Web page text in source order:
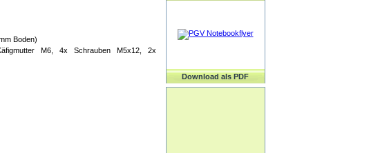
Boden)
M6, 4x Schrauben M5x12, 2x
Download als PDF